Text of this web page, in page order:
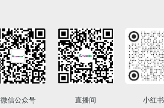
微信公众号 直播间 小红书